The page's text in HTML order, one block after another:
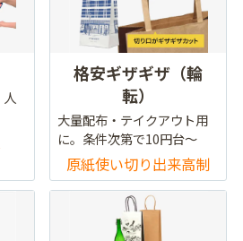
格安ギザギザ（輪
転）
大量配布・テイクアウト用
に。条件次第で10円台～
原紙使い切り出来高制